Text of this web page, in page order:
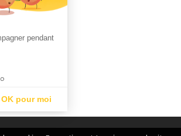
pendant
OK pour moi
vos Options